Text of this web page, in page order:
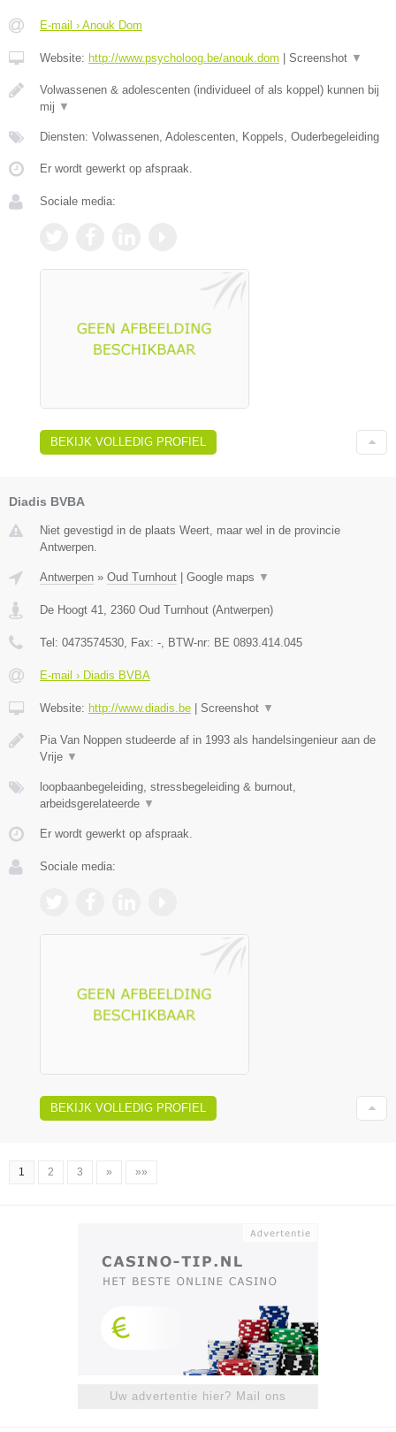
E-mail › Anouk Dom
Website: http://www.psycholoog.be/anouk.dom | Screenshot ▼
Volwassenen & adolescenten (individueel of als koppel) kunnen bij
mij ▼
Diensten: Volwassenen, Adolescenten, Koppels, Ouderbegeleiding
Er wordt gewerkt op afspraak.
Sociale media:
BEKIJK VOLLEDIG PROFIEL
Diadis BVBA
Niet gevestigd in de plaats Weert, maar wel in de provincie
Antwerpen.
Antwerpen » Oud Turnhout Google maps ▼
De Hoogt 41, 2360 Oud Turnhout (Antwerpen)
Tel: 0473574530, Fax: -, BTW-nr: BE 0893.414.045
E-mail › Diadis BVBA
Website: http://www.diadis.be Screenshot ▼
Pia Van Noppen studeerde af in 1993 als handelsingenieur aan de
Vrije ▼
loopbaanbegeleiding, stressbegeleiding & burnout,
arbeidsgerelateerde ▼
Er wordt gewerkt op afspraak.
Sociale media:
BEKIJK VOLLEDIG PROFIEL
1 2 3 » »»
Uw advertentie hier? Mail ons